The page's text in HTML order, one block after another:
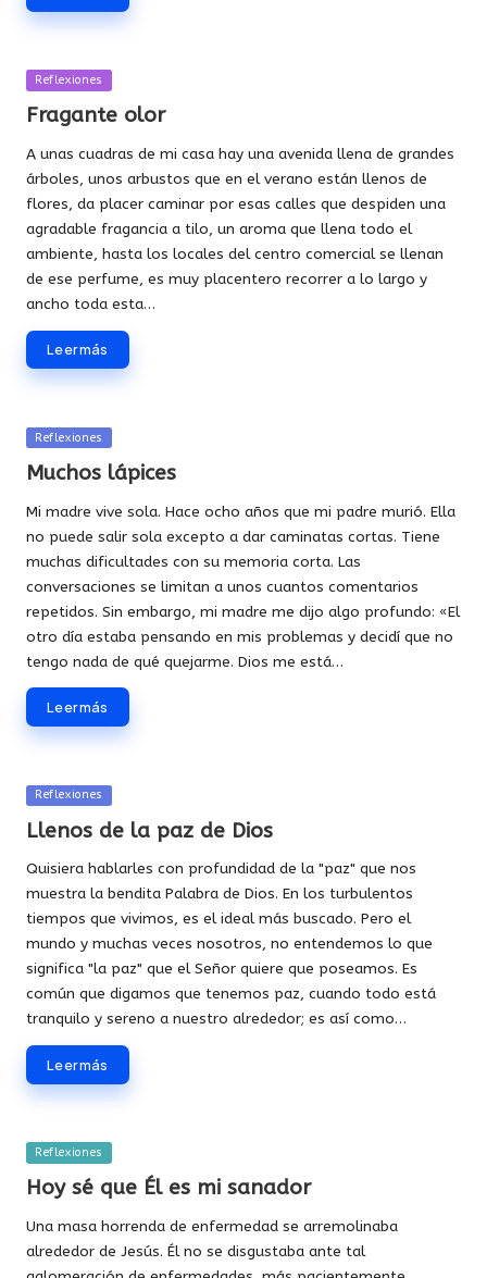
Publicada
Reflexiones
Fragante olor
A unas cuadras de mi casa hay una avenida llena de grandes
árboles, unos arbustos que en el verano están llenos de
flores, da placer caminar por esas calles que despiden una
agradable fragancia a tilo, un aroma que llena todo el
ambiente, hasta los locales del centro comercial se llenan
de ese perfume, es muy placentero recorrer a lo largo y
ancho toda esta…
Leer más
Publicada
Reflexiones
Muchos lápices
Mi madre vive sola. Hace ocho años que mi padre murió. Ella
no puede salir sola excepto a dar caminatas cortas. Tiene
muchas dificultades con su memoria corta. Las
conversaciones se limitan a unos cuantos comentarios
repetidos. Sin embargo, mi madre me dijo algo profundo: «El
otro día estaba pensando en mis problemas y decidí que no
tengo nada de qué quejarme. Dios me está…
Leer más
Publicada
Reflexiones
Llenos de la paz de Dios
Quisiera hablarles con profundidad de la "paz" que nos
muestra la bendita Palabra de Dios. En los turbulentos
tiempos que vivimos, es el ideal más buscado. Pero el
mundo y muchas veces nosotros, no entendemos lo que
significa "la paz" que el Señor quiere que poseamos. Es
común que digamos que tenemos paz, cuando todo está
tranquilo y sereno a nuestro alrededor; es así como…
Leer más
Publicada
Reflexiones
Hoy sé que Él es mi sanador
Una masa horrenda de enfermedad se arremolinaba
alrededor de Jesús. Él no se disgustaba ante tal